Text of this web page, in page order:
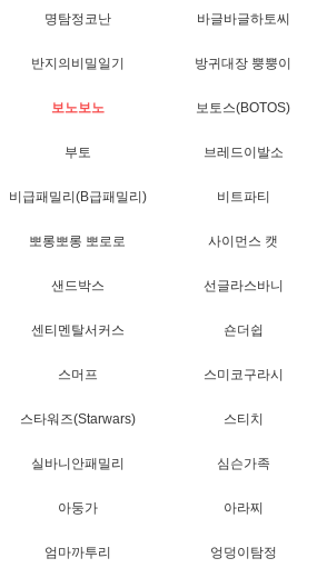
명탐정코난 바글바글하토씨
반지의비밀일기 방귀대장 뿡뿡이
보노보노 보토스(BOTOS)
부토 브레드이발소
비급패밀리(B급패밀리) 비트파티
뽀롱뽀롱 뽀로로 사이먼스 캣
샌드박스 선글라스바니
센티멘탈서커스 숀더쉽
스머프 스미코구라시
스타워즈(Starwars) 스티치
실바니안패밀리 심슨가족
아둥가 아라찌
엄마까투리 엉덩이탐정